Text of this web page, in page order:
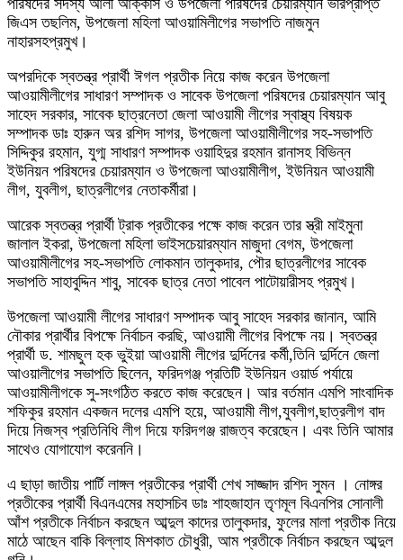
জিএস তছলিম, উপজেলা মহিলা আওয়ামিলীগের সভাপতি নাজমুন
নাহারসহপ্রমুখ।
অপরদিকে স্বতন্ত্র প্রার্থী ঈগল প্রতীক নিয়ে কাজ করেন উপজেলা
আওয়ামীলীগের সাধারণ সম্পাদক ও সাবেক উপজেলা পরিষদের চেয়ারম্যান আবু
সাহেদ সরকার, সাবেক ছাত্রনেতা জেলা আওয়ামী লীগের স্বাস্থ্য বিষয়ক
সম্পাদক ডাঃ হারুন অর রশিদ সাগর, উপজেলা আওয়ামীলীগের সহ-সভাপতি
সিদ্দিকুর রহমান, যুগ্ম সাধারণ সম্পাদক ওয়াহিদুর রহমান রানাসহ বিভিন্ন
ইউনিয়ন পরিষদের চেয়ারম্যান ও উপজেলা আওয়ামীলীগ, ইউনিয়ন আওয়ামী
লীগ, যুবলীগ, ছাত্রলীগের নেতাকর্মীরা।
আরেক স্বতন্ত্র প্রার্থী ট্রাক প্রতীকের পক্ষে কাজ করেন তার স্ত্রী মাইমুনা
জালাল ইকরা, উপজেলা মহিলা ভাইসচেয়ারম্যান মাজুদা বেগম, উপজেলা
আওয়ামীলীগের সহ-সভাপতি লোকমান তালুকদার, পৌর ছাত্রলীগের সাবেক
সভাপতি সাহাবুদ্দিন শাবু, সাবেক ছাত্র নেতা পাবেল পাটোয়ারীসহ প্রমুখ।
উপজেলা আওয়ামী লীগের সাধারণ সম্পাদক আবু সাহেদ সরকার জানান, আমি
নৌকার প্রার্থীর বিপক্ষে নির্বাচন করছি, আওয়ামী লীগের বিপক্ষে নয়। স্বতন্ত্র
প্রার্থী ড. শামছুল হক ভুইয়া আওয়ামী লীগের দুর্দিনের কর্মী,তিনি দুর্দিনে জেলা
আওয়ালীগের সভাপতি ছিলেন, ফরিদগঞ্জ প্রতিটি ইউনিয়ন ওয়ার্ড পর্যায়ে
আওয়ামীলীগকে সু-সংগঠিত করতে কাজ করেছেন। আর বর্তমান এমপি সাংবাদিক
শফিকুর রহমান একজন দলের এমপি হয়ে, আওয়ামী লীগ,যুবলীগ,ছাত্রলীগ বাদ
দিয়ে নিজস্ব প্রতিনিধি লীগ দিয়ে ফরিদগঞ্জ রাজত্ব করেছেন। এবং তিনি আমার
সাথেও যোগাযোগ করেননি।
এ ছাড়া জাতীয় পার্টি লাঙ্গল প্রতীকের প্রার্থী শেখ সাজ্জাদ রশিদ সুমন । নোঙ্গর
প্রতীকের প্রার্থী বিএনএমের মহাসচিব ডাঃ শাহজাহান তৃণমূল বিএনপির সোনালী
আঁশ প্রতীকে নির্বাচন করছেন আব্দুল কাদের তালুকদার, ফুলের মালা প্রতীক নিয়ে
মাঠে আছেন বাকি বিল্লাহ মিশকাত চৌধুরী, আম প্রতীকে নির্বাচন করছেন আব্দুল